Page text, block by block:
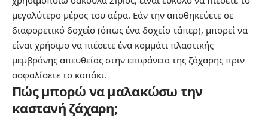
μεγαλύτερο μέρος του αέρα. Εάν την αποθηκεύετε σε
διαφορετικό δοχείο (όπως ένα δοχείο τάπερ), μπορεί να
είναι χρήσιμο να πιέσετε ένα κομμάτι πλαστικής
μεμβράνης απευθείας στην επιφάνεια της ζάχαρης πριν
ασφαλίσετε το καπάκι.
Πώς μπορώ να μαλακώσω την
καστανή ζάχαρη;